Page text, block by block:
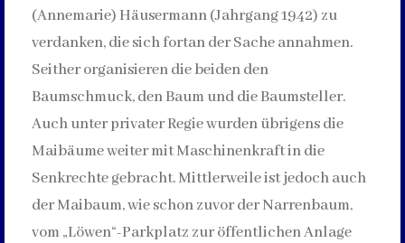
(Annemarie) Häusermann (Jahrgang 1942) zu
verdanken, die sich fortan der Sache annahmen.
Seither organisieren die beiden den
Baumschmuck, den Baum und die Baumsteller.
Auch unter privater Regie wurden übrigens die
Maibäume weiter mit Maschinenkraft in die
Senkrechte gebracht. Mittlerweile ist jedoch auch
der Maibaum, wie schon zuvor der Narrenbaum,
vom „Löwen“-Parkplatz zur öffentlichen Anlage